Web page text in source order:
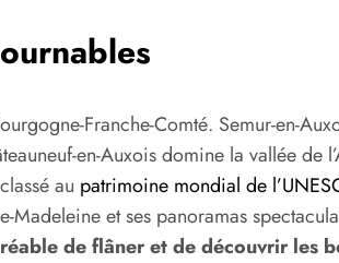
Franche-Comté. Semur-en-
en-Auxois domine la vallée de
au patrimoine mondial de
et ses panoramas
de flâner et de découvrir les